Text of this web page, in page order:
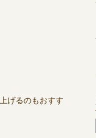
げるのもおすす